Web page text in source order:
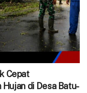
Cepat
di Desa Batu-